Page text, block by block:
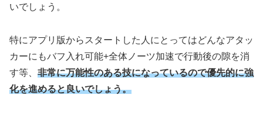
いでしょう。
特にアプリ版からスタートした人にとってはどんなアタッ
カーにもバフ入れ可能+全体ノーツ加速で行動後の隙を消
す等、 非常に万能性のある技になっているので優先的に強
化を進めると良いでしょう。